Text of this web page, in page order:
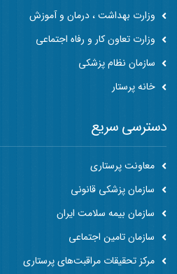
وزارت بهداشت ، درمان و آموزش
وزارت تعاون کار و رفاه اجتماعی
سازمان نظام پزشکی
خانه پرستار
دسترسی سریع
معاونت پرستاری
سازمان پزشکی قانونی
سازمان بیمه سلامت ایران
سازمان تامین اجتماعی
مرکز تحقیقات مراقبت‌های پرستاری